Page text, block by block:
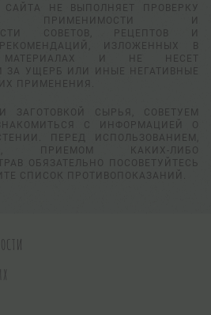
САЙТА НЕ ВЫПОЛНЯЕТ ПРОВЕРКУ
ПРИМЕНИМОСТИ И
СОВЕТОВ, РЕЦЕПТОВ И
ИЗЛОЖЕННЫХ В
МАТЕРИАЛАХ И НЕ НЕСЕТ
ЗА УЩЕРБ ИЛИ ИНЫЕ НЕГАТИВНЫЕ
ПРИМЕНЕНИЯ.
ЗАГОТОВКОЙ СЫРЬЯ, СОВЕТУЕМ
С ИНФОРМАЦИЕЙ О
ПЕРЕД ИСПОЛЬЗОВАНИЕМ,
ПРИЕМОМ КАКИХ-ЛИБО
ОБЯЗАТЕЛЬНО ПОСОВЕТУЙТЕСЬ
СПИСОК ПРОТИВОПОКАЗАНИЙ.